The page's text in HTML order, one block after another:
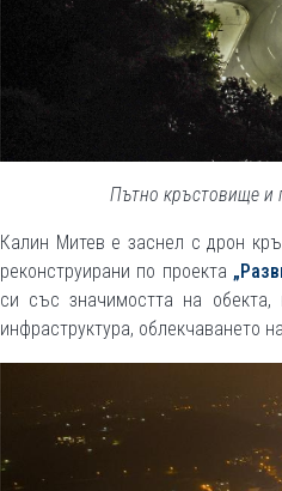
Пътно кръстовище и
Калин Митев е заснел с дрон
реконструирани по проекта
си със значимостта на обекта,
инфраструктура, облекчаването